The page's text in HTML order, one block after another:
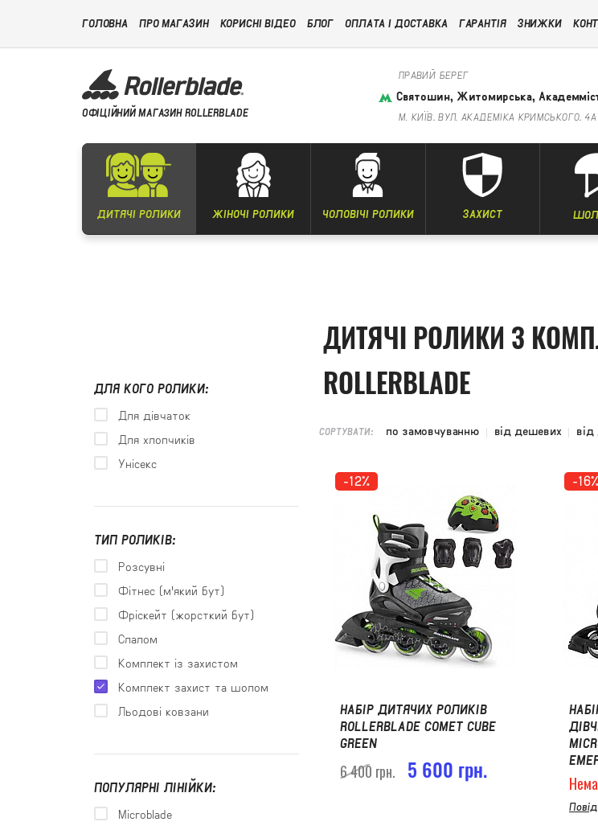
ГОЛОВНА ПРО МАГАЗИН КОРИСНІ ВІДЕО БЛОГ ОПЛАТА І ДОСТАВКА ГАРАНТІЯ ЗНИЖКИ
ОФІЦІЙНИЙ МАГАЗИН ROLLERBLADE
ПРАВИЙ БЕРЕГ
Святошин, Житомирська,
М. КИЇВ, ВУЛ. АКАДЕМІКА КРИМСЬКОГО, 4А
ДИТЯЧІ РОЛИКИ ЖІНОЧІ РОЛИКИ ЧОЛОВІЧІ РОЛИКИ ЗАХИСТ
ДЛЯ КОГО РОЛИКИ:
Для дівчаток
Для хлопчиків
Унісекс
ТИП РОЛИКІВ:
Розсувні
Фітнес (м'який бут)
Фріскейт (жорсткий бут)
Слалом
Комплект із захистом
Комплект захист та шолом
Льодові ковзани
ПОПУЛЯРНІ ЛІНІЙКИ:
Microblade
ДИТЯЧІ РОЛИКИ З
ROLLERBLADE
СОРТУВАТИ: по замовчуванню від дешевих від
-12%
НАБІР ДИТЯЧИХ РОЛИКІВ
ROLLERBLADE COMET CUBE
GREEN
6 400 грн. 5 600 грн.
-16%